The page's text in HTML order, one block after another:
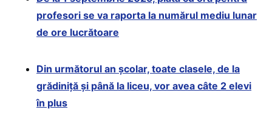
profesori se va raporta la numărul mediu lunar
de ore lucrătoare
Din următorul an școlar, toate clasele, de la
grădiniță și până la liceu, vor avea câte 2 elevi
în plus